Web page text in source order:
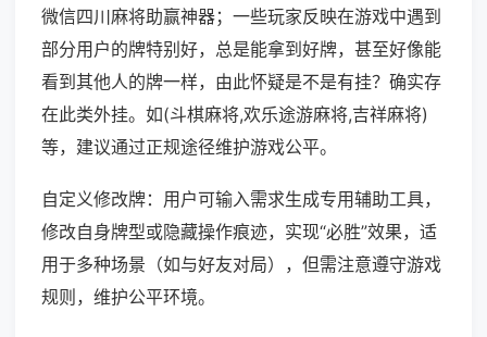
微信四川麻将助赢神器；一些玩家反映在游戏中遇到
部分用户的牌特别好，总是能拿到好牌，甚至好像能
看到其他人的牌一样，由此怀疑是不是有挂？确实存
在此类外挂。如(斗棋麻将,欢乐途游麻将,吉祥麻将)
等，建议通过正规途径维护游戏公平。
自定义修改牌：用户可输入需求生成专用辅助工具，
修改自身牌型或隐藏操作痕迹，实现“必胜”效果，适
用于多种场景（如与好友对局），但需注意遵守游戏
规则，维护公平环境。